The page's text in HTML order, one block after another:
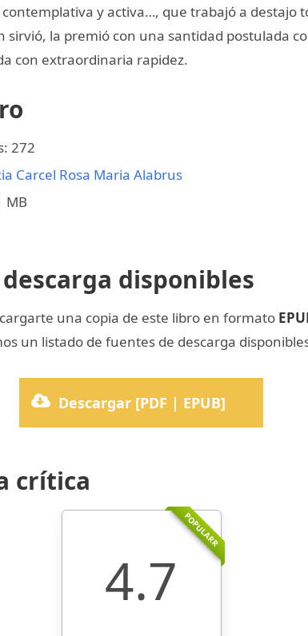
contemplativa y activa…, que trabajó a destajo
sirvió, la premió con una santidad postulada
con extraordinaria rapidez.
272
Carcel Rosa Maria Alabrus
MB
disponibles
una copia de este libro en formato
un listado de fuentes de descarga
Descargar [PDF | EPUB]
crítica
POPULARR
4.7